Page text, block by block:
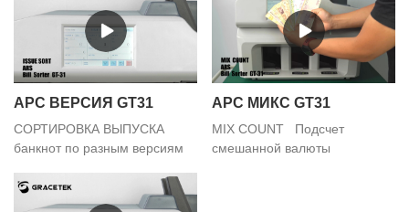
АРС ВЕРСИЯ GT31
СОРТИРОВКА ВЫПУСКА
банкнот по разным версиям
АРС МИКС GT31
MIX COUNT Подсчет
смешанной валюты